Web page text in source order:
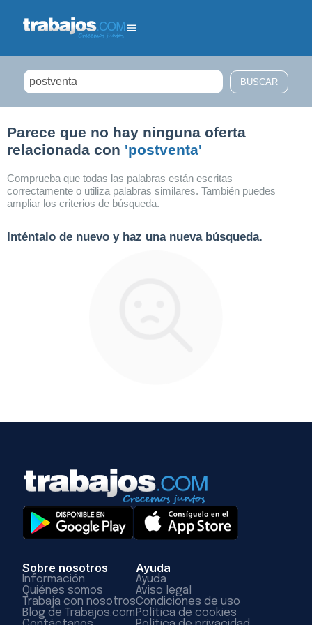
Parece que no hay ninguna oferta
relacionada con 'postventa'
Comprueba que todas las palabras están escritas
correctamente o utiliza palabras similares. También puedes
ampliar los criterios de búsqueda.
Inténtalo de nuevo y haz una nueva búsqueda.
Sobre nosotros
Información
Quiénes somos
Trabaja con nosotros
Blog de Trabajos.com
Ayuda
Ayuda
Aviso legal
Condiciones de uso
Política de cookies